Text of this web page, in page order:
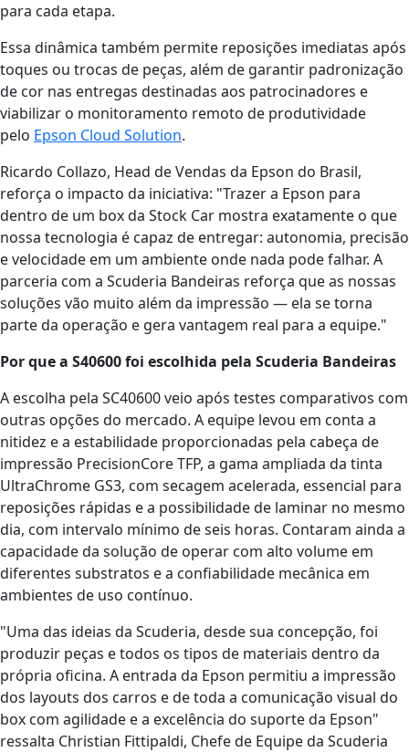
para cada etapa.
Essa dinâmica também permite reposições imediatas após
toques ou trocas de peças, além de garantir padronização
de cor nas entregas destinadas aos patrocinadores e
viabilizar o monitoramento remoto de produtividade
pelo Epson Cloud Solution.
Ricardo Collazo, Head de Vendas da Epson do Brasil,
reforça o impacto da iniciativa: "Trazer a Epson para
dentro de um box da Stock Car mostra exatamente o que
nossa tecnologia é capaz de entregar: autonomia, precisão
e velocidade em um ambiente onde nada pode falhar. A
parceria com a Scuderia Bandeiras reforça que as nossas
soluções vão muito além da impressão — ela se torna
parte da operação e gera vantagem real para a equipe."
Por que a S40600 foi escolhida pela Scuderia Bandeiras
A escolha pela SC40600 veio após testes comparativos com
outras opções do mercado. A equipe levou em conta a
nitidez e a estabilidade proporcionadas pela cabeça de
impressão PrecisionCore TFP, a gama ampliada da tinta
UltraChrome GS3, com secagem acelerada, essencial para
reposições rápidas e a possibilidade de laminar no mesmo
dia, com intervalo mínimo de seis horas. Contaram ainda a
capacidade da solução de operar com alto volume em
diferentes substratos e a confiabilidade mecânica em
ambientes de uso contínuo.
"Uma das ideias da Scuderia, desde sua concepção, foi
produzir peças e todos os tipos de materiais dentro da
própria oficina. A entrada da Epson permitiu a impressão
dos layouts dos carros e de toda a comunicação visual do
box com agilidade e a excelência do suporte da Epson"
ressalta Christian Fittipaldi, Chefe de Equipe da Scuderia